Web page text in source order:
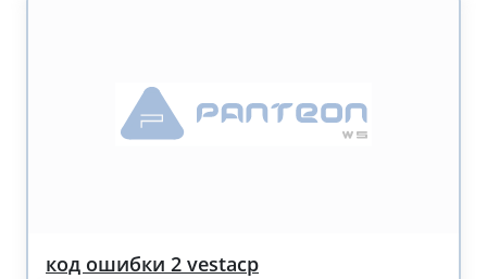
код ошибки 2 vestacp